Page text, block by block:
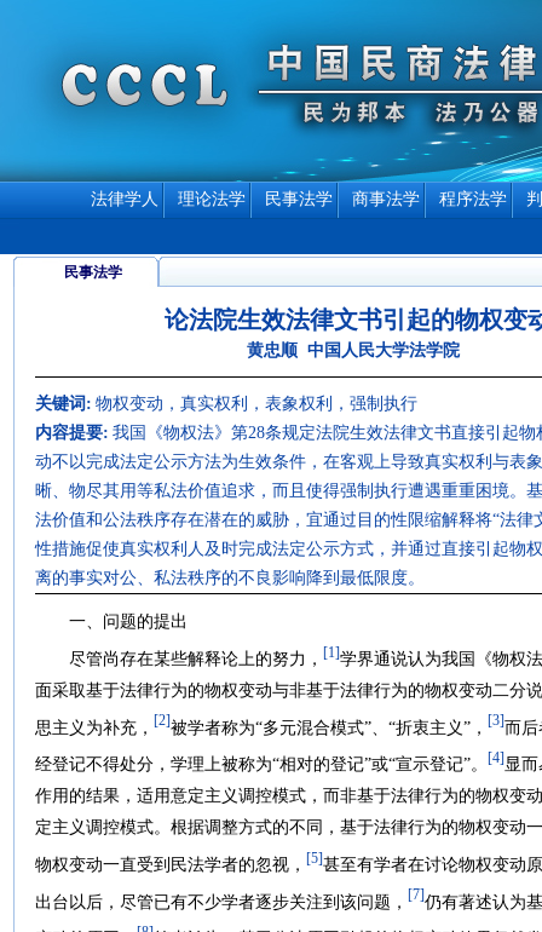
法律学人 理论法学 民事法学 商事法学 程序法学
民事法学
论法院生效法律文书引起的物权变
黄忠顺 中国人民大学法学院
关键词: 物权变动，真实权利，表象权利，强制执行
内容提要: 我国《物权法》第28条规定法院生效法律文书直接引起
动不以完成法定公示方法为生效条件，在客观上导致真实权利与表
晰、物尽其用等私法价值追求，而且使得强制执行遭遇重重困境。
法价值和公法秩序存在潜在的威胁，宜通过目的性限缩解释将“法
性措施促使真实权利人及时完成法定公示方式，并通过直接引起物
离的事实对公、私法秩序的不良影响降到最低限度。
一、问题的提出
尽管尚存在某些解释论上的努力， [1]学界通说认为我国《物权
面采取基于法律行为的物权变动与非基于法律行为的物权变动二分
思主义为补充， [2] 被学者称为“多元混合模式”、“折衷主义”， [3] 而后
经登记不得处分，学理上被称为“相对的登记”或“宣示登记”。 [4] 显
作用的结果，适用意定主义调控模式，而非基于法律行为的物权变
定主义调控模式。根据调整方式的不同，基于法律行为的物权变动
物权变动一直受到民法学者的忽视， [5]甚至有学者在讨论物权变动
出台以后，尽管已有不少学者逐步关注到该问题， [7] 仍有著述认为